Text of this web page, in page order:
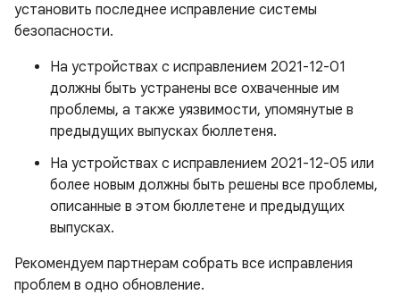
установить последнее исправление системы
безопасности.
На устройствах с исправлением 2021-12-01
должны быть устранены все охваченные им
проблемы, а также уязвимости, упомянутые в
предыдущих выпусках бюллетеня.
На устройствах с исправлением 2021-12-05 или
более новым должны быть решены все проблемы,
описанные в этом бюллетене и предыдущих
выпусках.
Рекомендуем партнерам собрать все исправления
проблем в одно обновление.